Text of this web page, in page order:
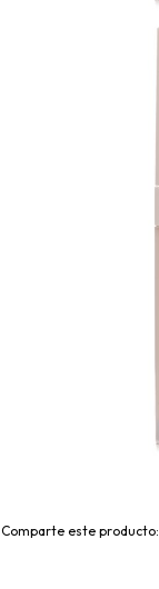
Comparte este producto: